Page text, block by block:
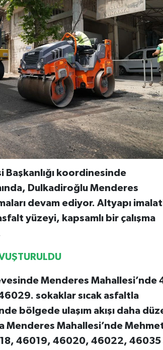
Başkanlığı koordinesinde
Dulkadiroğlu Menderes
devam ediyor. Altyapı
yüzeyi, kapsamlı bir çalışma
Menderes Mahallesi’nde
sokaklar sıcak asfaltla
bölgede ulaşım akışı daha
Menderes Mahallesi’nde
46019, 46020, 46022, 46035